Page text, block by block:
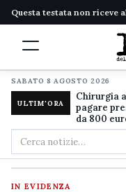
Questa testata non riceve
SABATO 8 AGOSTO 2026
ULTIM'ORA
Chirurgia
pagare
da 800
Cerca
nel
sito
IN EVIDENZA